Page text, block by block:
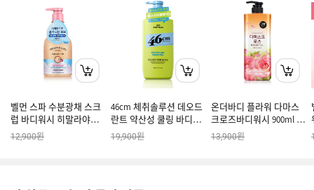
벨먼 스파 수분광채 스크
럽 바디워시 히말라야핑
크솔트 400ml
12,900원
46cm 체취솔루션 데오드
란트 약산성 쿨링 바디워
시 그린티향 600ml
19,900원
온더바디 플라워 다마스
크로즈바디워시 900ml x
1개
13,900원